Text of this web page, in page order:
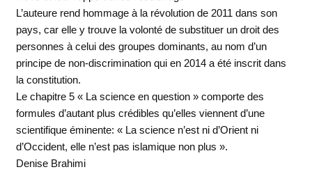
L’auteure rend hommage à la révolution de 2011 dans son
pays, car elle y trouve la volonté de substituer un droit des
personnes à celui des groupes dominants, au nom d’un
principe de non-discrimination qui en 2014 a été inscrit dans
la constitution.
Le chapitre 5 « La science en question » comporte des
formules d’autant plus crédibles qu’elles viennent d’une
scientifique éminente: « La science n’est ni d’Orient ni
d’Occident, elle n’est pas islamique non plus ».
Denise Brahimi